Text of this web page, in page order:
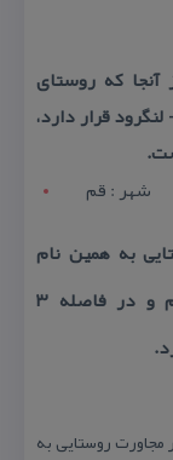
كه روستای
قرار دارد،
شهر : قم
به همین نام
(خورآباد) در ۱۸ كیلومتری جنوب شرقی قم و در فاصله ۳
مجاورت روستایی به